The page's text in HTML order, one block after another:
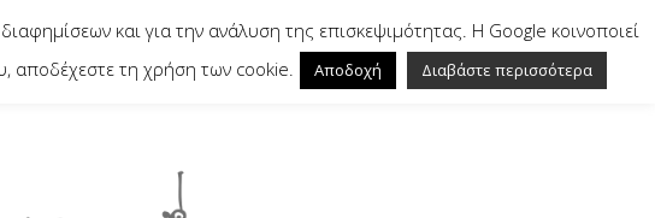
και για την ανάλυση της επισκεψιμότητας. Η Google κοινοποιεί
αποδέχεστε τη χρήση των cookie.
Αποδοχή Διαβάστε περισσότερα